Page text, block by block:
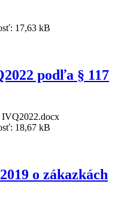
17,63 kB
podľa § 117
18,67 kB
o zákazkách